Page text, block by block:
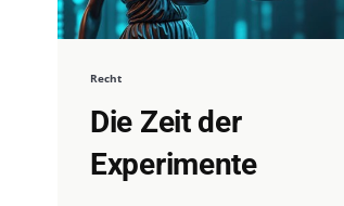
Recht
Die Zeit der
Experimente